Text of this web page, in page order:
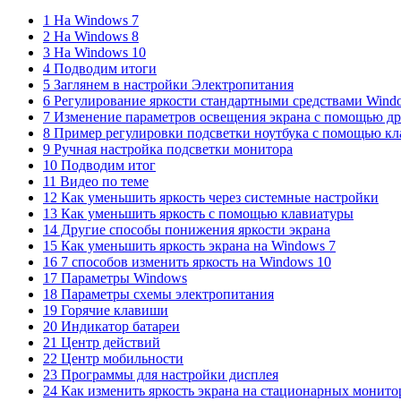
1 На Windows 7
2 На Windows 8
3 На Windows 10
4 Подводим итоги
5 Заглянем в настройки Электропитания
6 Регулирование яркости стандартными средствами
7 Изменение параметров освещения экрана с помощью
8 Пример регулировки подсветки ноутбука с помощью
9 Ручная настройка подсветки монитора
10 Подводим итог
11 Видео по теме
12 Как уменьшить яркость через системные настройки
13 Как уменьшить яркость с помощью клавиатуры
14 Другие способы понижения яркости экрана
15 Как уменьшить яркость экрана на Windows 7
16 7 способов изменить яркость на Windows 10
17 Параметры Windows
18 Параметры схемы электропитания
19 Горячие клавиши
20 Индикатор батареи
21 Центр действий
22 Центр мобильности
23 Программы для настройки дисплея
24 Как изменить яркость экрана на стационарных